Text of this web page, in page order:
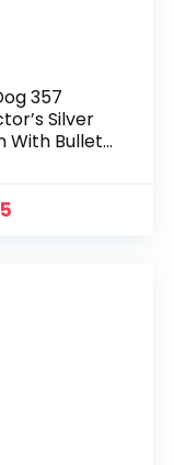
357
Silver
With Bullet